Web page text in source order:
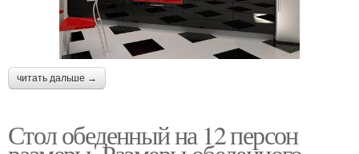
читать дальше →
Стол обеденный на 12 персон